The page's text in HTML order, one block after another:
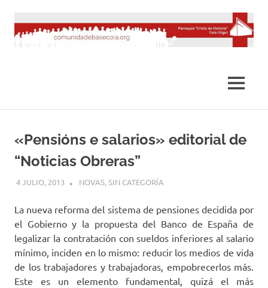
contenido
MENÚ
«Pensións e salarios» editorial de
“Noticias Obreras”
4 JULIO, 2013 DESARROLLO
NOVAS,SIN CATEGORÍA
La nueva reforma del sistema de pensiones decidida por
el Gobierno y la propuesta del Banco de España de
legalizar la contratación con sueldos inferiores al salario
mínimo, inciden en lo mismo: reducir los medios de vida
de los trabajadores y trabajadoras, empobrecerlos más.
Este es un elemento fundamental, quizá el más